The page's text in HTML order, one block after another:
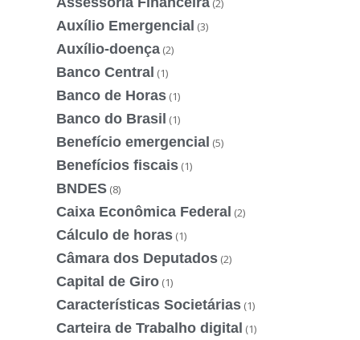
(2)
Auxílio Emergencial (3)
Auxílio-doença (2)
Banco Central (1)
Banco de Horas (1)
Banco do Brasil (1)
Benefício emergencial (5)
Benefícios fiscais (1)
BNDES (8)
Caixa Econômica Federal (2)
Cálculo de horas (1)
Câmara dos Deputados (2)
Capital de Giro (1)
Características Societárias (1)
Carteira de Trabalho digital (1)